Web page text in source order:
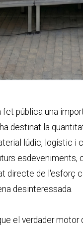
fet pública una
destinat la
lúdic, logístic i
esdeveniments,
directe de l'esforç
desinteressada.
el verdader